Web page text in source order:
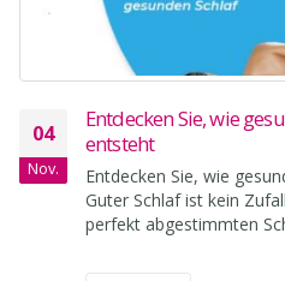
04
Nov.
Entdecken Sie, wie
entsteht
Entdecken Sie, wie
Guter Schlaf ist kein
perfekt abgestimmten